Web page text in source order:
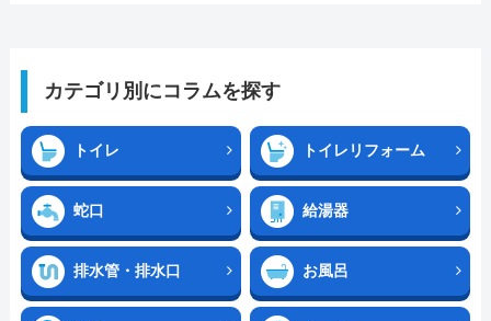
カテゴリ別にコラムを探す
トイレ トイレリフォーム
蛇口 給湯器
排水管・排水口 お風呂